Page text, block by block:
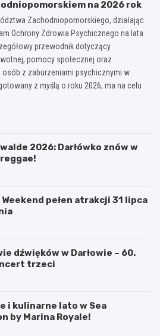
na 2026 rok
Zachodniopomorskiego, działając
Ochrony Zdrowia Psychicznego na lata
przewodnik dotyczący
pomocy społecznej oraz
z zaburzeniami psychicznymi w
z myślą o roku 2026, ma na celu
2026: Darłówko znów w
Weekend pełen atrakcji 31 lipca
dźwięków w Darłowie – 60.
trzeci
i kulinarne lato w Sea
by Marina Royale!